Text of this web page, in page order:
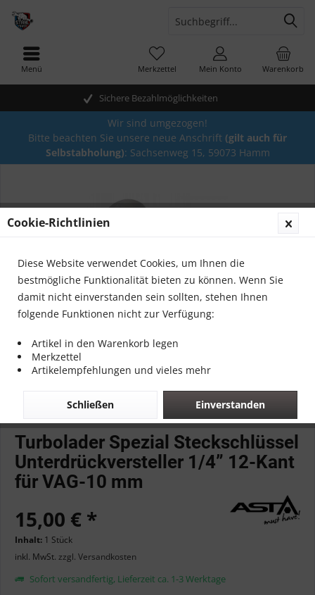
Sichere Bezahlmöglichkeiten
Warenkorb
Merkzettel Mein Konto
Menü
Wir sind umgezogen!
Bitte beachten Sie unsere neue Anschrift (gilt auch für
Selbstabholung): Sachsenweg 15, 59073 Hamm
Turbolader Spezial Steckschlüssel
Unterdrückversteller 1/4” 12-Kant
für VAG-10 mm
15,00 € *
Inhalt: 1 Stück
inkl. MwSt. zzgl. Versandkosten
Sofort versandfertig, Lieferzeit ca. 1-3 Werktage
Cookie-Richtlinien
Diese Website verwendet Cookies, um Ihnen die
bestmögliche Funktionalität bieten zu können. Wenn Sie
damit nicht einverstanden sein sollten, stehen Ihnen
folgende Funktionen nicht zur Verfügung:
Artikel in den Warenkorb legen
Merkzettel
Artikelempfehlungen und vieles mehr
Einverstanden
Schließen